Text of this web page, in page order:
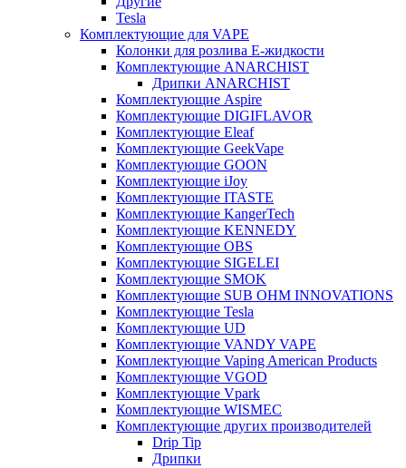
Tesla
Комплектующие для VAPE
Колонки для розлива Е-жидкости
Комплектующие ANARCHIST
Дрипки ANARCHIST
Комплектующие Aspire
Комплектующие DIGIFLAVOR
Комплектующие Eleaf
Комплектующие GeekVape
Комплектующие GOON
Комплектующие iJoy
Комплектующие ITASTE
Комплектующие KangerTech
Комплектующие KENNEDY
Комплектующие OBS
Комплектующие SIGELEI
Комплектующие SMOK
Комплектующие SUB OHM INNOVATIONS
Комплектующие Tesla
Комплектующие UD
Комплектующие VANDY VAPE
Комплектующие Vaping American Products
Комплектующие VGOD
Комплектующие Vpark
Комплектующие WISMEC
Комплектующие других производителей
Drip Tip
Дрипки